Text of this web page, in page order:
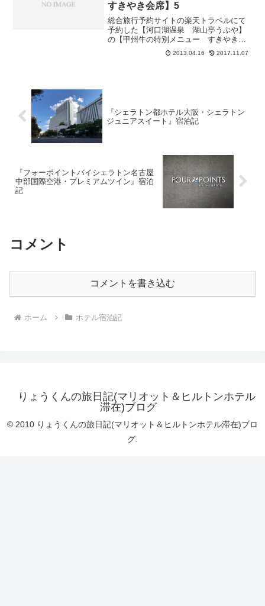
すきやき会席】5
総合旅行予約サイトの楽天トラベルにて
予約した【河口湖温泉 湖山亭うぶや】
の【甲州牛の特別メニュー すきやき会
席】の続きです。すき焼きは終わりまし
たが会席ですのでまだ続きます。酢の物
2013.04.16 2017.11.07
『シェラトン都ホテル大阪・シェラトン
ジュニアスイート』宿泊記
『フォーポイントバイシェラトン名古屋
中部国際空港・プレミアムツイン』宿泊
記
コメント
コメントを書き込む
ホーム ホテル宿泊記
りょうくんの旅日記(マリオット＆ヒルトンホテル
滞在)ブログ
© 2010 りょうくんの旅日記(マリオット＆ヒルトンホテル滞在)ブロ
グ.